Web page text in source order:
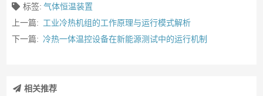
标签: 气体恒温装置
上一篇: 工业冷热机组的工作原理与运行模式解析
下一篇: 冷热一体温控设备在新能源测试中的运行机制
相关推荐